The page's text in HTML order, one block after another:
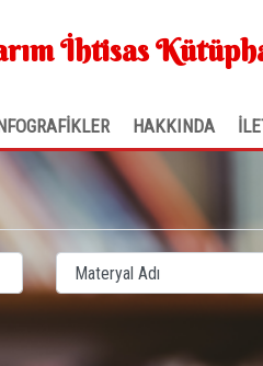
İhtisas
HAKKINDA